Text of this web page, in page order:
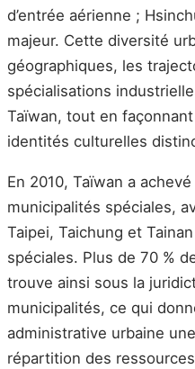
d’entrée aérienne ;
majeur. Cette diversité
géographiques, les
spécialisations
Taïwan, tout en
identités culturelles
En 2010, Taïwan a
municipalités spéciales,
Taipei, Taichung et
spéciales. Plus de 70 %
trouve ainsi sous la
municipalités, ce qui
administrative urbaine
répartition des